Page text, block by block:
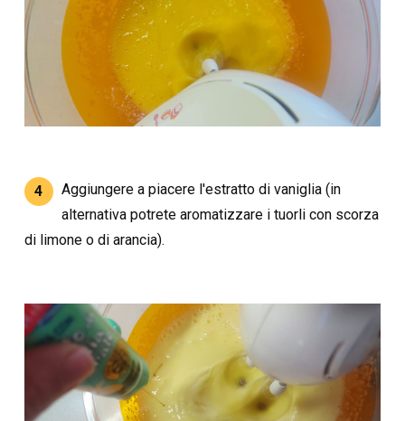
4
Aggiungere a piacere l'estratto di vaniglia (in
alternativa potrete aromatizzare i tuorli con scorza
di limone o di arancia).